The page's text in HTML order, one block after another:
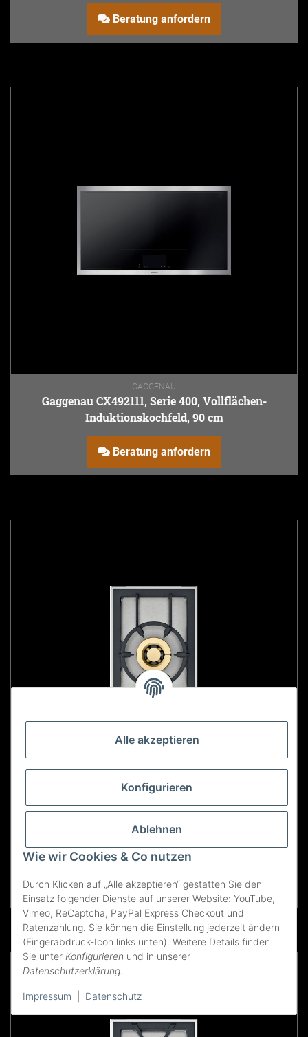
Alle akzeptieren
Konfigurieren
Ablehnen
Wie wir Cookies & Co nutzen
Durch Klicken auf „Alle akzeptieren“ gestatten Sie den
Einsatz folgender Dienste auf unserer Website: YouTube,
Vimeo, ReCaptcha, PayPal Express Checkout und
Ratenzahlung. Sie können die Einstellung jederzeit ändern
(Fingerabdruck-Icon links unten). Weitere Details finden
Sie unter Konfigurieren und in unserer
Datenschutzerklärung.
Impressum Datenschutz
Beratung anfordern
GAGGENAU
Gaggenau CX492111, Serie 400, Vollflächen-
Induktionskochfeld, 90 cm
Beratung anfordern
Gaggenau VG231220DE, Serie 200, Vario
Gaskochfeld, 28 cm, Erdgas 20 mbar
Beratung anfordern